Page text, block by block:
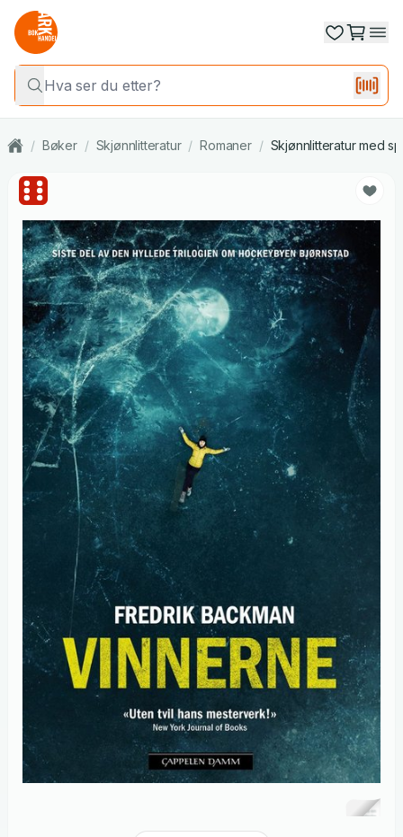
/ Bøker / Skjønnlitteratur / Romaner / Skjønnlitteratur med